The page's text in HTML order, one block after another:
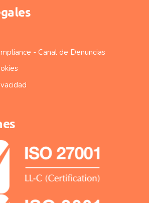
- Canal de Denuncias